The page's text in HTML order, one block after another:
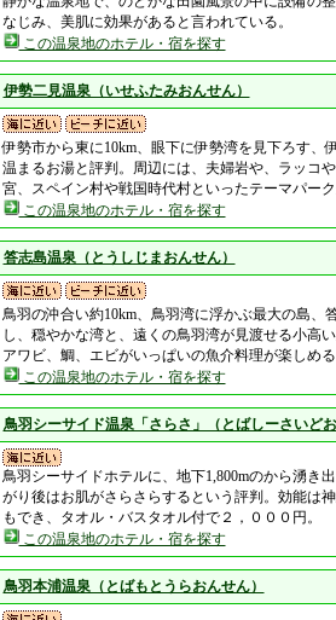
なじみ、美肌に効果があると言われている。
この温泉地のホテル・宿を探す
伊勢二見温泉（いせふたみおんせん）
伊勢市から東に10km、眼下に伊勢湾を見下ろす、
温まるお湯と評判。周辺には、夫婦岩や、ラッコ
宮、スペイン村や戦国時代村といったテーマパーク
この温泉地のホテル・宿を探す
答志島温泉（とうしじまおんせん）
鳥羽の沖合い約10km、鳥羽湾に浮かぶ最大の島
し、穏やかな湾と、遠くの鳥羽湾が見渡せる小高
アワビ、鯛、エビがいっぱいの魚介料理が楽しめる
この温泉地のホテル・宿を探す
鳥羽シーサイド温泉「さらさ」（とばしーさいど
鳥羽シーサイドホテルに、地下1,800mのから湧き
がり後はお肌がさらさらするという評判。効能は
もでき、タオル・バスタオル付で２，０００円。
この温泉地のホテル・宿を探す
鳥羽本浦温泉（とばもとうらおんせん）